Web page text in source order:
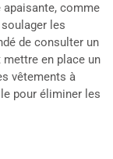
apaisante, comme
les
de consulter un
en place un
vêtements à
pour éliminer les